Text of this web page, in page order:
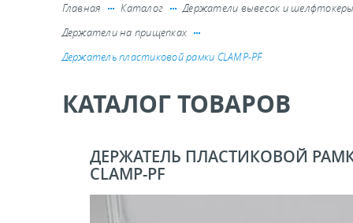
ценникодержатели
полочного пространства
вывесок и шелфтокеры
оборудование, комплектующие
Главная Каталог
Держатели вывесок и
Держатели на прищепках
Держатель пластиковой рамки CLAMP-PF
КАТАЛОГ ТОВАРОВ
ДЕРЖАТЕЛЬ ПЛАСТИКОВОЙ
CLAMP-PF